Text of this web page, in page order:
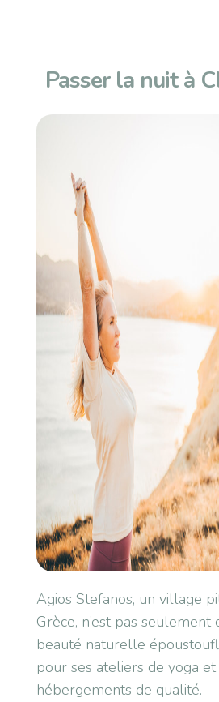
Passer la nuit à
Agios Stefanos, un village
Grèce, n’est pas seulement
beauté naturelle
pour ses ateliers de yoga et
hébergements de qualité.